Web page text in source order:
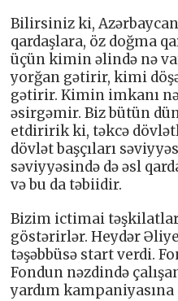
Bilirsiniz ki,
qardaşlara, öz doğma
üçün kimin əlində nə
yorğan gətirir, kimi
gətirir. Kimin imkanı
əsirgəmir. Biz bütün
etdiririk ki, təkcə
dövlət başçıları
səviyyəsində də əsl
və bu da təbiidir.
Bizim ictimai
göstərirlər. Heydər
təşəbbüsə start verdi.
Fondun nəzdində
yardım